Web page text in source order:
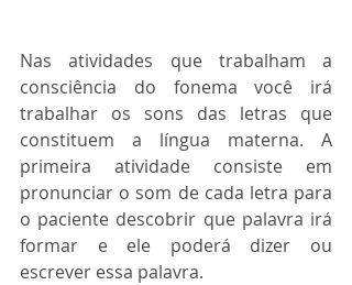
Nas atividades que trabalham a
consciência do fonema você irá
trabalhar os sons das letras que
constituem a língua materna. A
primeira atividade consiste em
pronunciar o som de cada letra para
o paciente descobrir que palavra irá
formar e ele poderá dizer ou
escrever essa palavra.